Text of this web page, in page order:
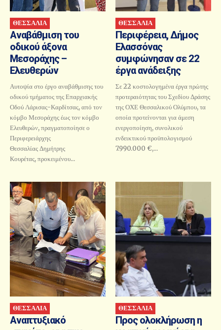
ΘΕΣΣΑΛΙΑ
Αναβάθμιση του
οδικού άξονα
Μεσοράχης –
Ελευθερών
Αυτοψία στο έργο αναβάθμισης του
οδικού τμήματος της Επαρχιακής
Οδού Λάρισας-Καρδίτσας, από τον
κόμβο Μεσοράχης έως τον κόμβο
Ελευθερών, πραγματοποίησε ο
Περιφερειάρχης
Θεσσαλίας Δημήτρης
Κουρέτας, προκειμένου...
ΘΕΣΣΑΛΙΑ
Περιφέρεια, Δήμος
Ελασσόνας
συμφώνησαν σε 22
έργα ανάδειξης
Σε 22 κοστολογημένα έργα πρώτης
προτεραιότητας του Σχεδίου Δράσης
της ΟΧΕ Θεσσαλικού Ολύμπου, τα
οποία προτείνονται για άμεση
ενεργοποίηση, συνολικού
ενδεικτικού προϋπολογισμού
7.990.000 €,...
ΘΕΣΣΑΛΙΑ
Αναπτυξιακό
ΘΕΣΣΑΛΙΑ
Προς ολοκλήρωση η